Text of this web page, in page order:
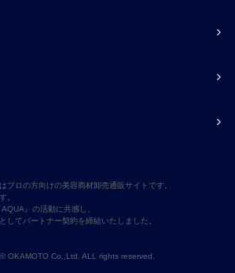
プロの方向けの美容商材卸売通販サイトです。
。
』の活動に共感し、
してパートナー契約を締結いたしました。
OKAMOTO Co,.Ltd. ALL rights reserved.